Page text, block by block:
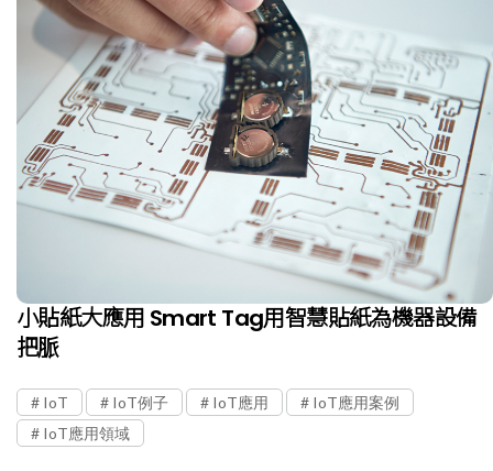
小貼紙大應用 Smart Tag用智慧貼紙為機器設備
把脈
IoT IoT例子 IoT應用
IoT應用案例
IoT應用領域